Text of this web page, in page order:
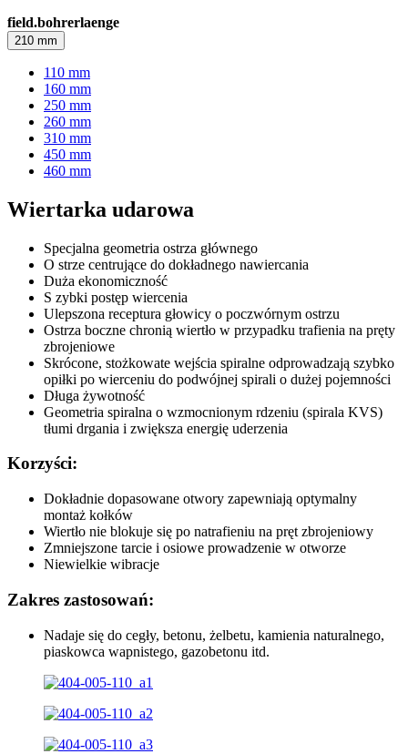
field.bohrerlaenge
210 mm
110 mm
160 mm
250 mm
260 mm
310 mm
450 mm
460 mm
Wiertarka udarowa
Specjalna geometria ostrza głównego
O strze centrujące do dokładnego nawiercania
Duża ekonomiczność
S zybki postęp wiercenia
Ulepszona receptura głowicy o poczwórnym ostrzu
Ostrza boczne chronią wiertło w przypadku trafienia na pręty
zbrojeniowe
Skrócone, stożkowate wejścia spiralne odprowadzają szybko
opiłki po wierceniu do podwójnej spirali o dużej pojemności
Długa żywotność
Geometria spiralna o wzmocnionym rdzeniu (spirala KVS)
tłumi drgania i zwiększa energię uderzenia
Korzyści:
Dokładnie dopasowane otwory zapewniają optymalny
montaż kołków
Wiertło nie blokuje się po natrafieniu na pręt zbrojeniowy
Zmniejszone tarcie i osiowe prowadzenie w otworze
Niewielkie wibracje
Zakres zastosowań:
Nadaje się do cegły, betonu, żelbetu, kamienia naturalnego,
piaskowca wapnistego, gazobetonu itd.